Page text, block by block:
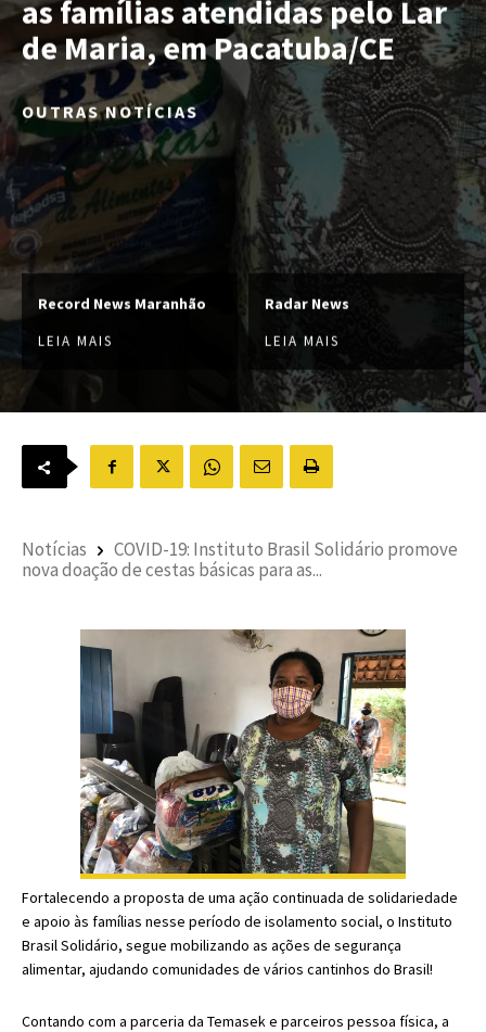
as famílias atendidas pelo Lar
de Maria, em Pacatuba/CE
OUTRAS NOTÍCIAS
Record News Maranhão
LEIA MAIS
Radar News
LEIA MAIS
Notícias
COVID-19: Instituto Brasil Solidário promove
nova doação de cestas básicas para as...
Fortalecendo a proposta de uma ação continuada de solidariedade
e apoio às famílias nesse período de isolamento social, o Instituto
Brasil Solidário, segue mobilizando as ações de segurança
alimentar, ajudando comunidades de vários cantinhos do Brasil!
Contando com a parceria da Temasek e parceiros pessoa física, a